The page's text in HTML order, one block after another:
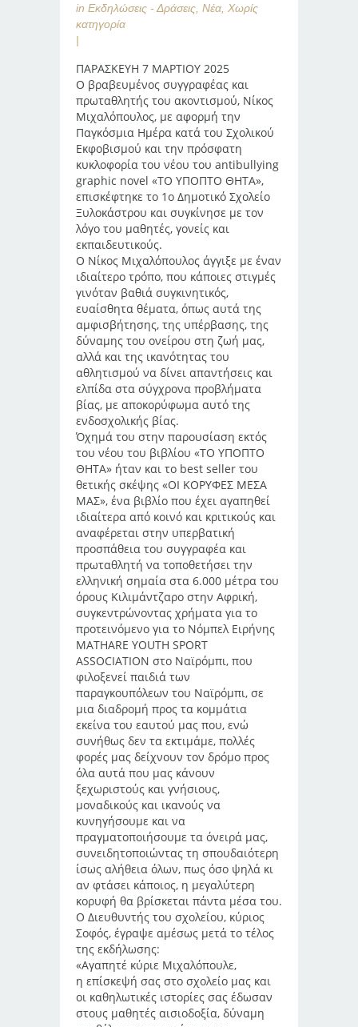
in Εκδηλώσεις - Δράσεις, Νέα, Χωρίς
κατηγορία
ΠΑΡΑΣΚΕΥΗ 7 ΜΑΡΤΙΟΥ 2025
Ο βραβευμένος συγγραφέας και
πρωταθλητής του ακοντισμού, Νίκος
Μιχαλόπουλος, με αφορμή την
Παγκόσμια Ημέρα κατά του Σχολικού
Εκφοβισμού και την πρόσφατη
κυκλοφορία του νέου του antibullying
graphic novel «ΤΟ ΥΠΟΠΤΟ ΘΗΤΑ»,
επισκέφτηκε το 1ο Δημοτικό Σχολείο
Ξυλοκάστρου και συγκίνησε με τον
λόγο του μαθητές, γονείς και
εκπαιδευτικούς.
Ο Νίκος Μιχαλόπουλος άγγιξε με έναν
ιδιαίτερο τρόπο, που κάποιες στιγμές
γινόταν βαθιά συγκινητικός,
ευαίσθητα θέματα, όπως αυτά της
αμφισβήτησης, της υπέρβασης, της
δύναμης του ονείρου στη ζωή μας,
αλλά και της ικανότητας του
αθλητισμού να δίνει απαντήσεις και
ελπίδα στα σύγχρονα προβλήματα
βίας, με αποκορύφωμα αυτό της
ενδοσχολικής βίας.
Όχημά του στην παρουσίαση εκτός
του νέου του βιβλίου «ΤΟ ΥΠΟΠΤΟ
ΘΗΤΑ» ήταν και το best seller του
θετικής σκέψης «ΟΙ ΚΟΡΥΦΕΣ ΜΕΣΑ
ΜΑΣ», ένα βιβλίο που έχει αγαπηθεί
ιδιαίτερα από κοινό και κριτικούς και
αναφέρεται στην υπερβατική
προσπάθεια του συγγραφέα και
πρωταθλητή να τοποθετήσει την
ελληνική σημαία στα 6.000 μέτρα του
όρους Κιλιμάντζαρο στην Αφρική,
συγκεντρώνοντας χρήματα για το
προτεινόμενο για το Νόμπελ Ειρήνης
ΜΑTHARE YOUTH SPORT
ASSOCIATION στο Ναϊρόμπι, που
φιλοξενεί παιδιά των
παραγκουπόλεων του Ναϊρόμπι, σε
μια διαδρομή προς τα κομμάτια
εκείνα του εαυτού μας που, ενώ
συνήθως δεν τα εκτιμάμε, πολλές
φορές μας δείχνουν τον δρόμο προς
όλα αυτά που μας κάνουν
ξεχωριστούς και γνήσιους,
μοναδικούς και ικανούς να
κυνηγήσουμε και να
πραγματοποιήσουμε τα όνειρά μας,
συνειδητοποιώντας τη σπουδαιότερη
ίσως αλήθεια όλων, πως όσο ψηλά κι
αν φτάσει κάποιος, η μεγαλύτερη
κορυφή θα βρίσκεται πάντα μέσα του.
Ο Διευθυντής του σχολείου, κύριος
Σοφός, έγραψε αμέσως μετά το τέλος
της εκδήλωσης:
«Αγαπητέ κύριε Μιχαλόπουλε,
η επίσκεψή σας στο σχολείο μας και
οι καθηλωτικές ιστορίες σας έδωσαν
στους μαθητές αισιοδοξία, δύναμη